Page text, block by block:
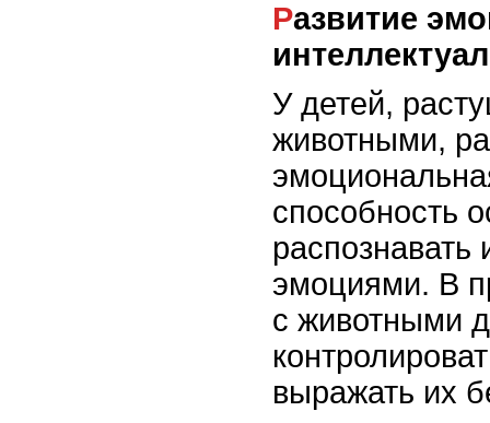
Развитие эмоциональной
У детей,
животными,
способность
распознавать
эмоциями. В
с животными
выражать их